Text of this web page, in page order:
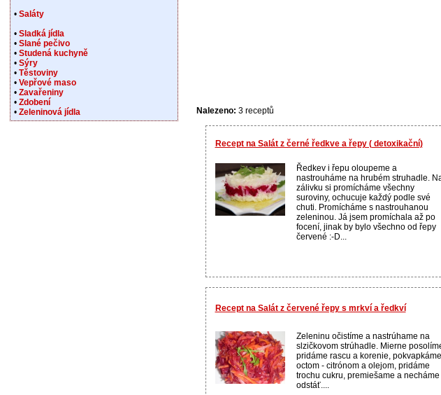
Nalezeno: 3 receptů
Recept na Salát z černé ředkve a řepy ( detoxikační)
Ředkev i řepu oloupeme a
nastrouháme na hrubém struhadle.
zálivku si promícháme všechny
suroviny, ochucuje každý podle své
chuti. Promícháme s nastrouhanou
zeleninou. Já jsem promíchala až po
focení, jinak by bylo všechno od řepy
červené :-D...
Recept na Salát z červené řepy s mrkví a ředkví
Zeleninu očistíme a nastrúhame na
slzičkovom strúhadle. Mierne
pridáme rascu a korenie, pokvapkáme
octom - citrónom a olejom, pridáme
trochu cukru, premiešame a necháme
odstáť....
• Saláty
• Sladká jídla
• Slané pečivo
• Studená kuchyně
• Sýry
• Těstoviny
• Vepřové maso
• Zavařeniny
• Zdobení
• Zeleninová jídla